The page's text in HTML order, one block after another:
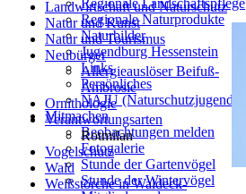
Regionale Landschaftspflege
Regionale Naturprodukte
Naturbilder
Jugendburg Hessenstein
Links
Persönliches
NAJU (Naturschutzjugend)
Mitmachen
Beobachtungen melden
Fotogalerie
Stunde der Gartenvögel
Stunde der Wintervögel
Landwirtschaft und Naturschutz
Natur und Kunst
Natur und Tourismus
Neubürger
Allergieauslöser Beifuß-
Ambrosie
Ornithologie
Verantwortungsarten
Rotmilan
Vogelschutz
Wald
Weißstörche in Waldeck-